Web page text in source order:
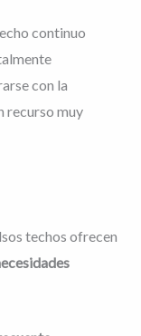
continuo
con la
recurso muy
techos ofrecen